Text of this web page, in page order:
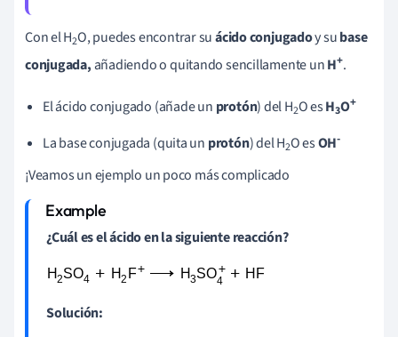
Con el H2O, puedes encontrar suácido conjugadoy subase
conjugada, añadiendo o quitando sencillamente unH+.
El ácido conjugado (añade un protón) del H2O esH3O+
La base conjugada (quita un protón) del H2O esOH-
¡Veamos un ejemplo un poco más complicado
¿Cuál es el ácido en la siguiente reacción?
Solución: